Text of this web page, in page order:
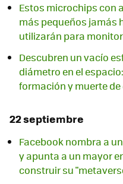
Estos microchips con
más pequeños jamás
utilizarán para
Descubren un vacío
diámetro en el
formación y muerte
22 septiembre
Facebook nombra a
y apunta a un mayor
construir su